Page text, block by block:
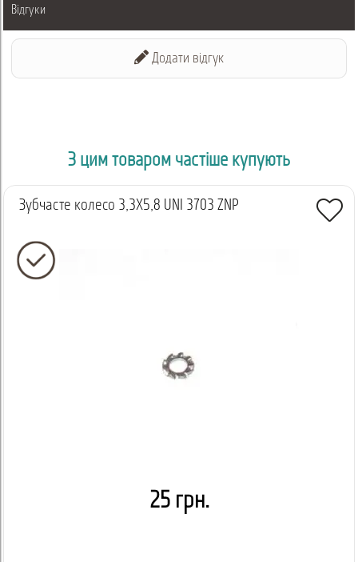
Відгуки
Додати відгук
З цим товаром частіше купують
Зубчасте колесо 3,3X5,8 UNI 3703 ZNP
25 грн.